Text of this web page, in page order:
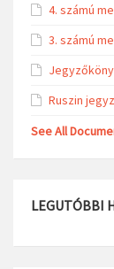
4. számú
3. számú
Ruszin
See All
LEGUTÓBBI